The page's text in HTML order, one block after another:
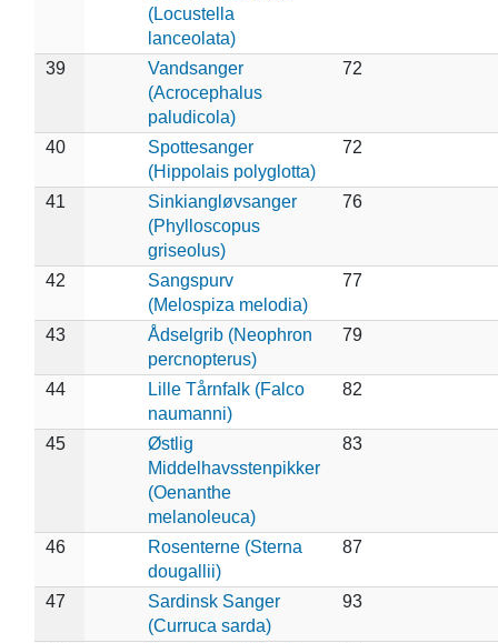
(Locustella
lanceolata)
39
Vandsanger
(Acrocephalus
paludicola)
72
40
Spottesanger
(Hippolais polyglotta)
72
41
Sinkiangløvsanger
(Phylloscopus
griseolus)
76
42
Sangspurv
(Melospiza melodia)
77
43
Ådselgrib (Neophron
percnopterus)
79
44
Lille Tårnfalk (Falco
naumanni)
82
45
Østlig
Middelhavsstenpikker
(Oenanthe
melanoleuca)
83
46
Rosenterne (Sterna
dougallii)
87
47
Sardinsk Sanger
(Curruca sarda)
93